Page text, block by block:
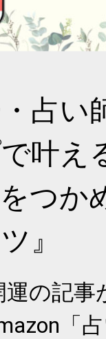
占い
で叶
つか
』
運の記
「